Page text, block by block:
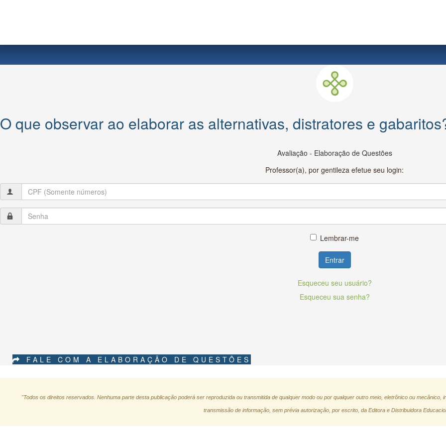
O que observar ao elaborar as alternativas, distratores e
Avaliação - Elaboração de Questões
Professor(a), por gentileza efetue seu login:
Lembrar-me
Entrar
Esqueceu seu usuário?
Esqueceu sua senha?
FALE COM A ELABORAÇÃO DE QUESTÕES
"Todos os direitos reservados. Nenhuma parte desta publicação poderá ser reproduzida ou transmitida de qualquer modo ou por qualquer outro meio, eletrônico ou
transmissão de informação, sem prévia autorização, por escrito, da Editora e Distribuidora